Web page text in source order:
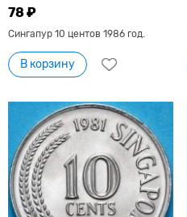
78 ₽
Сингапур 10 центов 1986 год.
В корзину